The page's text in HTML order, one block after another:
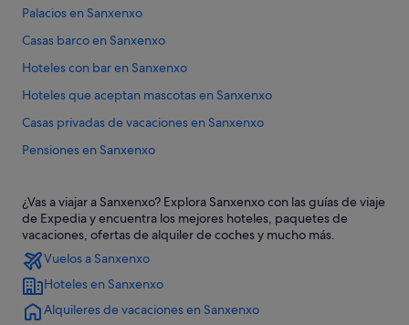
Palacios en Sanxenxo
Casas barco en Sanxenxo
Hoteles con bar en Sanxenxo
Hoteles que aceptan mascotas en Sanxenxo
Casas privadas de vacaciones en Sanxenxo
Pensiones en Sanxenxo
Complejos de pisos en Sanxenxo
Moteles en Portonovo
Zenit hoteles en Sanxenxo
Hoteles con conserje en Sanxenxo
Pensiones en Portonovo
¿Vas a viajar a Sanxenxo? Explora Sanxenxo con las guías de viaje
de Expedia y encuentra los mejores hoteles, paquetes de
vacaciones, ofertas de alquiler de coches y mucho más.
Vuelos a Sanxenxo
Hoteles en Sanxenxo
Alquileres de vacaciones en Sanxenxo